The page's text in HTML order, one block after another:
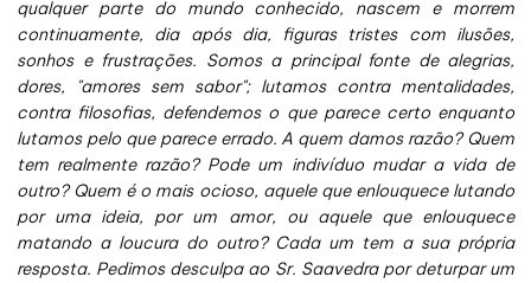
qualquer parte do mundo conhecido, nascem e morrem
continuamente, dia após dia, figuras tristes com ilusões,
sonhos e frustrações. Somos a principal fonte de alegrias,
dores, "amores sem sabor"; lutamos contra mentalidades,
contra filosofias, defendemos o que parece certo enquanto
lutamos pelo que parece errado. A quem damos razão? Quem
tem realmente razão? Pode um indivíduo mudar a vida de
outro? Quem é o mais ocioso, aquele que enlouquece lutando
por uma ideia, por um amor, ou aquele que enlouquece
matando a loucura do outro? Cada um tem a sua própria
resposta. Pedimos desculpa ao Sr. Saavedra por deturpar um